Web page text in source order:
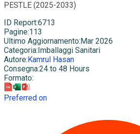
PESTLE (2025-2033)
ID Report:6713
Pagine:113
Ultimo Aggiornamento: Mar 2026
Categoria: Imballaggi Sanitari
Autore: Kamrul Hasan
Consegna:24 to 48 Hours
Formato:
Preferred on